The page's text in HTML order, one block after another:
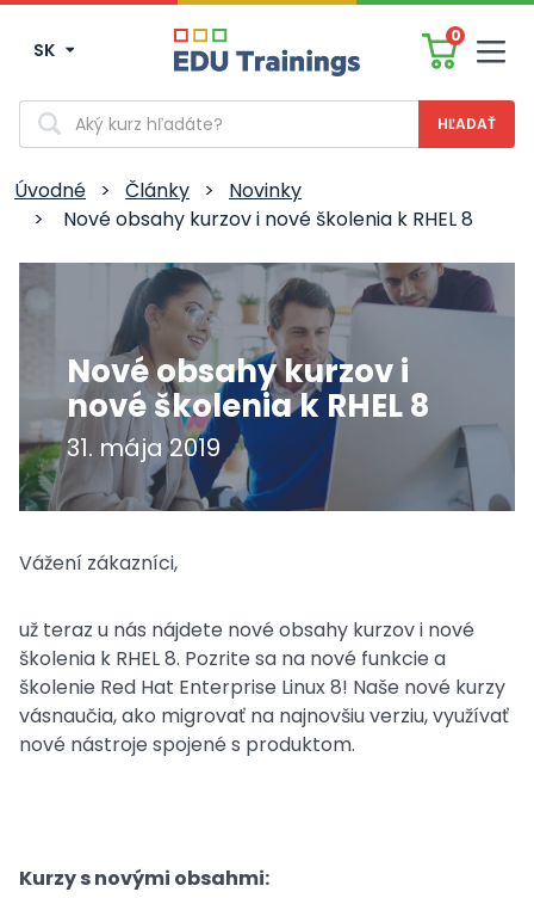
SK
0
Vyhľadávanie
Úvodné > Články >
Novinky
>
Nové obsahy kurzov i nové školenia k RHEL 8
Nové obsahy kurzov i
nové školenia k RHEL 8
31. mája 2019
Vážení zákazníci,
už teraz u nás nájdete nové obsahy kurzov i nové
školenia k RHEL 8. Pozrite sa na nové funkcie a
školenie Red Hat Enterprise Linux 8! Naše nové kurzy
vásnaučia, ako migrovať na najnovšiu verziu, využívať
nové nástroje spojené s produktom.
Kurzy s novými obsahmi: